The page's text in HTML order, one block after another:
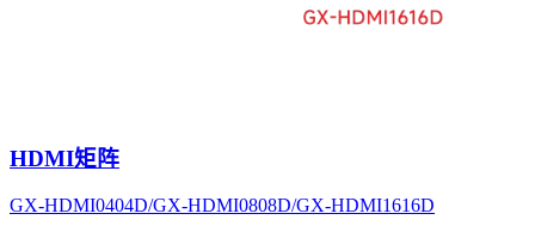
HDMI矩阵
GX-HDMI0404D/GX-HDMI0808D/GX-HDMI1616D